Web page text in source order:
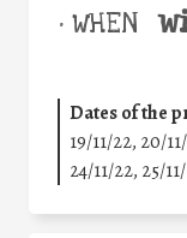
• WHEN
Dates of the
19/11/22, 20/
24/11/22, 25/